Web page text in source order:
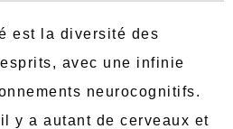
est la diversité des
avec une infinie
neurocognitifs.
y a autant de cerveaux et